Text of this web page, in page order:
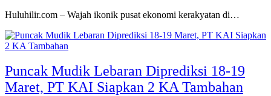
Huluhilir.com – Wajah ikonik pusat ekonomi kerakyatan di…
Puncak Mudik Lebaran Diprediksi 18-19
Maret, PT KAI Siapkan 2 KA Tambahan